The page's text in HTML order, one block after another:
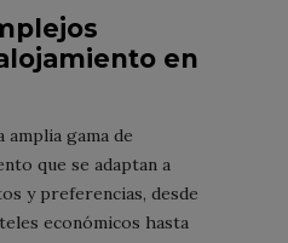
en
amplia gama de
que se adaptan a
y preferencias, desde
económicos hasta